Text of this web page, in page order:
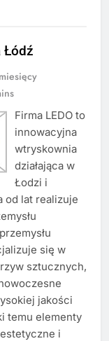
Łódź
Firma LEDO to
innowacyjna
wtryskownia
działająca w
Łodzi i
od lat realizuje
się w
sztucznych,
jakości
temu elementy
i